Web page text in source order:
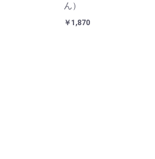
ん）
￥1,870